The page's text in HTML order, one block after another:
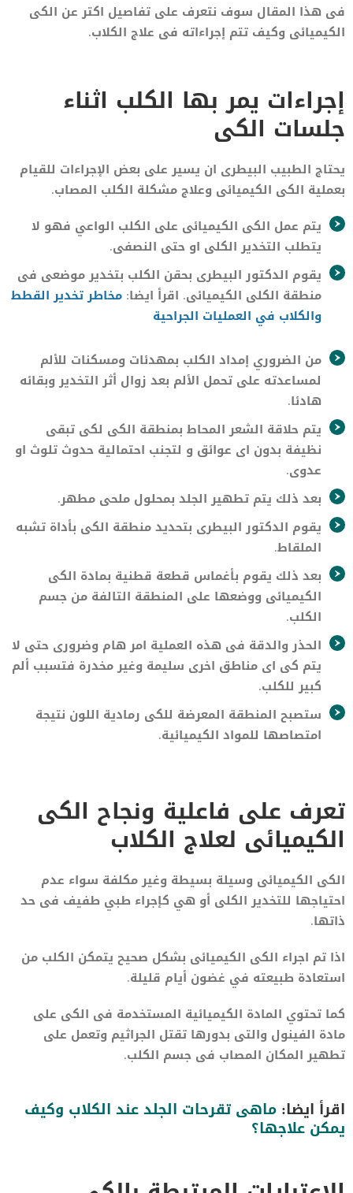
فى هذا المقال سوف نتعرف على تفاصيل اكتر عن الكى
الكيميائى وكيف تتم إجراءاته فى علاج الكلاب.
إجراءات يمر بها الكلب اثناء
جلسات الكى
يحتاج الطبيب البيطرى ان يسير على بعض الإجراءات للقيام
بعملية الكى الكيميائى وعلاج مشكلة الكلب المصاب.
يتم عمل الكى الكيميائى على الكلب الواعي فهو لا
يتطلب التخدير الكلى او حتى النصفى.
يقوم الدكتور البيطرى بحقن الكلب بتخدير موضعى فى
منطقة الكلى الكيميائى. اقرأ ايضا: مخاطر تخدير القطط
والكلاب في العمليات الجراحية
من الضروري إمداد الكلب بمهدئات ومسكنات للألم
لمساعدته على تحمل الألم بعد زوال أثر التخدير وبقائه
هادئا.
يتم حلاقة الشعر المحاط بمنطقة الكى لكى تبقى
نظيفة بدون اى عوائق و لتجنب احتمالية حدوث تلوث او
عدوى.
بعد ذلك يتم تطهير الجلد بمحلول ملحى مطهر.
يقوم الدكتور البيطرى بتحديد منطقة الكى بأداة تشبه
الملقاط.
بعد ذلك يقوم بأغماس قطعة قطنية بمادة الكى
الكيميائى ووضعها على المنطقة التالفة من جسم
الكلب.
الحذر والدقة فى هذه العملية امر هام وضرورى حتى لا
يتم كى اى مناطق اخرى سليمة وغير مخدرة فتسبب ألم
كبير للكلب.
ستصبح المنطقة المعرضة للكى رمادية اللون نتيجة
امتصاصها للمواد الكيميائية.
تعرف على فاعلية ونجاح الكى
الكيميائى لعلاج الكلاب
الكى الكيميائى وسيلة بسيطة وغير مكلفة سواء عدم
احتياجها للتخدير الكلى أو هي كإجراء طبي طفيف فى حد
ذاتها.
اذا تم اجراء الكى الكيميائى بشكل صحيح يتمكن الكلب من
استعادة طبيعته في غضون أيام قليلة.
كما تحتوي المادة الكيميائية المستخدمة فى الكى على
مادة الفينول والتى بدورها تقتل الجراثيم وتعمل على
تطهير المكان المصاب فى جسم الكلب.
اقرأ ايضا: ماهى تقرحات الجلد عند الكلاب وكيف
يمكن علاجها؟